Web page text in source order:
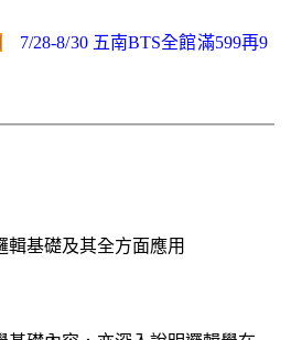
7/28-8/30 五南BTS全館滿599再9